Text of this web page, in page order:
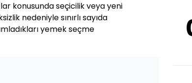
konusunda seçicilik veya yeni
nedeniyle sınırlı sayıda
yemek seçme